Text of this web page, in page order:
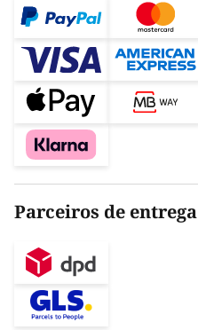
Parceiros de entrega